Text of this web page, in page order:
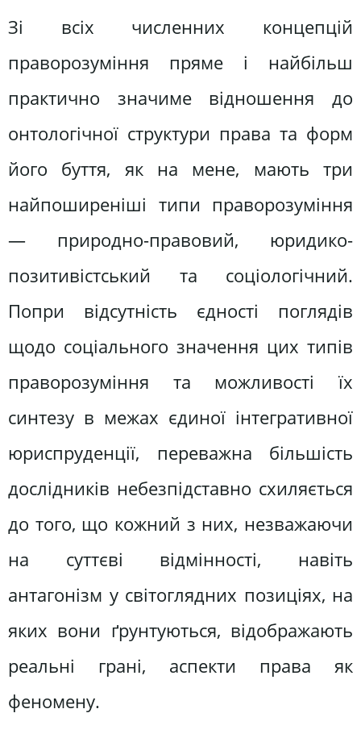
Зі всіх численних концепцій
праворозуміння пряме і найбільш
практично значиме відношення до
онтологічної структури права та форм
його буття, як на мене, мають три
найпоширеніші типи праворозуміння
— природно-правовий, юридико-
позитивістський та соціологічний.
Попри відсутність єдності поглядів
щодо соціального значення цих типів
праворозуміння та можливості їх
синтезу в межах єдиної інтегративної
юриспруденції, переважна більшість
дослідників небезпідставно схиляється
до того, що кожний з них, незважаючи
на суттєві відмінності, навіть
антагонізм у світоглядних позиціях, на
яких вони ґрунтуються, відображають
реальні грані, аспекти права як
феномену.